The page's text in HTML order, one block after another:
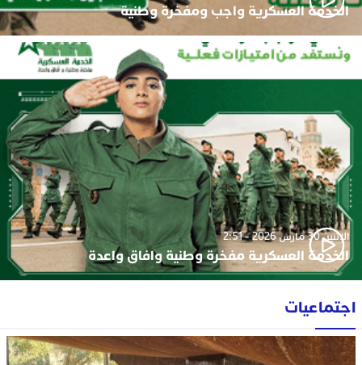
الخدمة العسكرية واجب ومفخرة وطنية
الإثنين 30 مارس 2026 - 2:51
الخدمة العسكرية مفخرة وطنية وافاق واعدة
اجتماعيات